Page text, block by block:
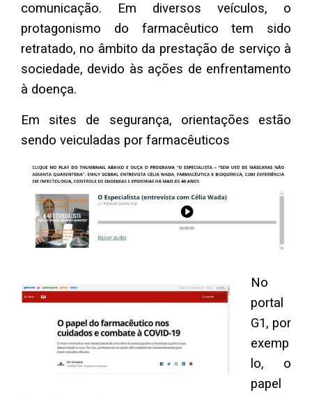
comunicação. Em diversos veículos, o
protagonismo do farmacêutico tem sido
retratado, no âmbito da prestação de serviço à
sociedade, devido às ações de enfrentamento
à doença.
Em sites de segurança, orientações estão
sendo veiculadas por farmacêuticos
No
portal
G1, por
exemp
lo, o
papel